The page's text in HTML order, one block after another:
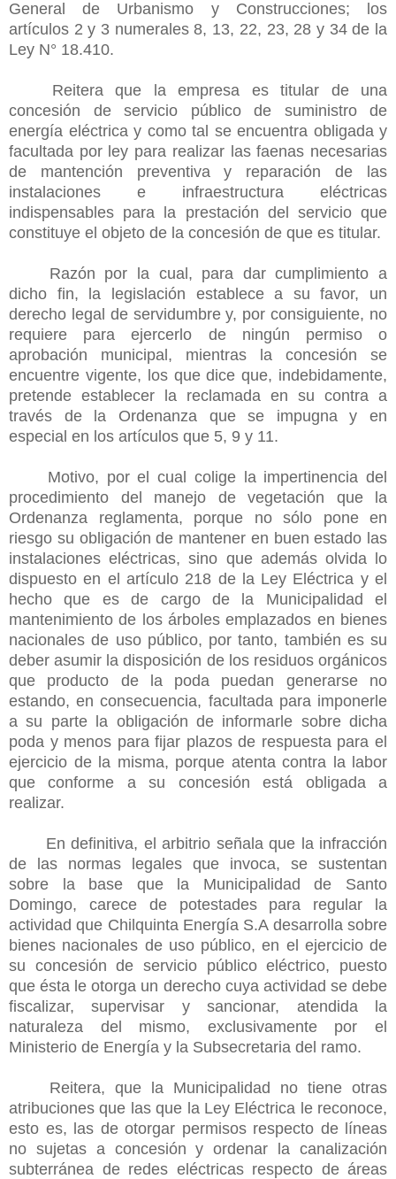
General de Urbanismo y Construcciones; los
artículos 2 y 3 numerales 8, 13, 22, 23, 28 y 34 de la
Ley N° 18.410.
Reitera que la empresa es titular de una
concesión de servicio público de suministro de
energía eléctrica y como tal se encuentra obligada y
facultada por ley para realizar las faenas necesarias
de mantención preventiva y reparación de las
instalaciones e infraestructura eléctricas
indispensables para la prestación del servicio que
constituye el objeto de la concesión de que es titular.
Razón por la cual, para dar cumplimiento a
dicho fin, la legislación establece a su favor, un
derecho legal de servidumbre y, por consiguiente, no
requiere para ejercerlo de ningún permiso o
aprobación municipal, mientras la concesión se
encuentre vigente, los que dice que, indebidamente,
pretende establecer la reclamada en su contra a
través de la Ordenanza que se impugna y en
especial en los artículos que 5, 9 y 11.
Motivo, por el cual colige la impertinencia del
procedimiento del manejo de vegetación que la
Ordenanza reglamenta, porque no sólo pone en
riesgo su obligación de mantener en buen estado las
instalaciones eléctricas, sino que además olvida lo
dispuesto en el artículo 218 de la Ley Eléctrica y el
hecho que es de cargo de la Municipalidad el
mantenimiento de los árboles emplazados en bienes
nacionales de uso público, por tanto, también es su
deber asumir la disposición de los residuos orgánicos
que producto de la poda puedan generarse no
estando, en consecuencia, facultada para imponerle
a su parte la obligación de informarle sobre dicha
poda y menos para fijar plazos de respuesta para el
ejercicio de la misma, porque atenta contra la labor
que conforme a su concesión está obligada a
realizar.
En definitiva, el arbitrio señala que la infracción
de las normas legales que invoca, se sustentan
sobre la base que la Municipalidad de Santo
Domingo, carece de potestades para regular la
actividad que Chilquinta Energía S.A desarrolla sobre
bienes nacionales de uso público, en el ejercicio de
su concesión de servicio público eléctrico, puesto
que ésta le otorga un derecho cuya actividad se debe
fiscalizar, supervisar y sancionar, atendida la
naturaleza del mismo, exclusivamente por el
Ministerio de Energía y la Subsecretaria del ramo.
Reitera, que la Municipalidad no tiene otras
atribuciones que las que la Ley Eléctrica le reconoce,
esto es, las de otorgar permisos respecto de líneas
no sujetas a concesión y ordenar la canalización
subterránea de redes eléctricas respecto de áreas